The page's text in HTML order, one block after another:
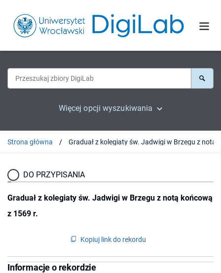
Więcej opcji wyszukiwania
Strona główna
DO PRZYPISANIA
Graduał z kolegiaty św. Jadwigi w Brzegu z notą końcową
z 1569 r.
Kopiuj link do rekordu
Informacje o rekordzie